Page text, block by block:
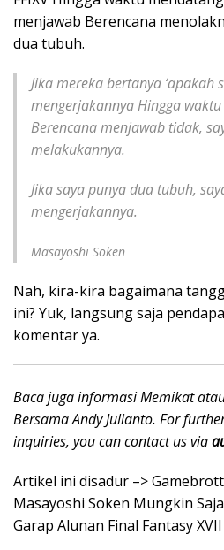
menjawab Berencana
dua tubuh.
Jika mereka bertanya ‘apakah
mengerjakannya Hingga waktu
Berencana menjawab tidak,
melakukannya.
Jika saya punya dua tubuh,
mengerjakannya.
Masayoshi Soken
Nah, kira-kira bagaimana
ini? Yuk, langsung saja
komentar ya.
Baca juga informasi Memikat
Bersama Andy Julianto. For
inquiries, you can contact us via
Artikel ini disadur –>
Masayoshi Soken Mungkin
Garap Alunan Final Fantasy XVII